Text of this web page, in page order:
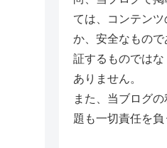
ては、コンテン
か、安全なもの
証するものでは
ありません。
また、当ブログ
題も一切責任を負